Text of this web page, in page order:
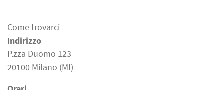
Come trovarci
Indirizzo
P.zza Duomo 123
20100 Milano (MI)